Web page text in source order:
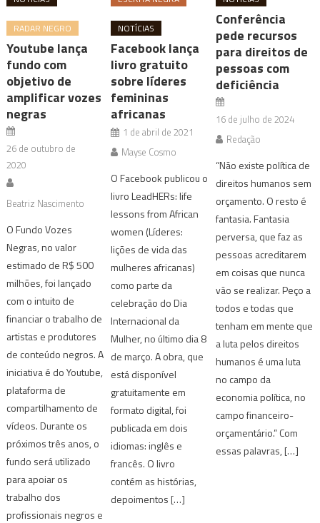
RADAR NEGRO
Youtube lança
fundo com
objetivo de
amplificar vozes
negras
26 de outubro de
2020
Beatriz Nascimento
O Fundo Vozes
Negras, no valor
estimado de R$ 500
milhões, foi lançado
com o intuito de
financiar o trabalho de
artistas e produtores
de conteúdo negros. A
iniciativa é do Youtube,
plataforma de
compartilhamento de
vídeos. Durante os
próximos três anos, o
fundo será utilizado
para apoiar os
trabalho dos
profissionais negros e
NOTÍCIAS
Facebook lança
livro gratuito
sobre líderes
femininas
africanas
1 de abril de 2021
Mayse Cosmo
O Facebook publicou o
livro LeadHERs: life
lessons from African
women (Líderes:
lições de vida das
mulheres africanas)
como parte da
celebração do Dia
Internacional da
Mulher, no último dia 8
de março. A obra, que
está disponível
gratuitamente em
formato digital, foi
publicada em dois
idiomas: inglês e
francês. O livro
contém as histórias,
depoimentos […]
Conferência
pede recursos
para direitos de
pessoas com
deficiência
16 de julho de 2024
Redação
“Não existe política de
direitos humanos sem
orçamento. O resto é
fantasia. Fantasia
perversa, que faz as
pessoas acreditarem
em coisas que nunca
vão se realizar. Peço a
todos e todas que
tenham em mente que
a luta pelos direitos
humanos é uma luta
no campo da
economia política, no
campo financeiro-
orçamentário.” Com
essas palavras, […]